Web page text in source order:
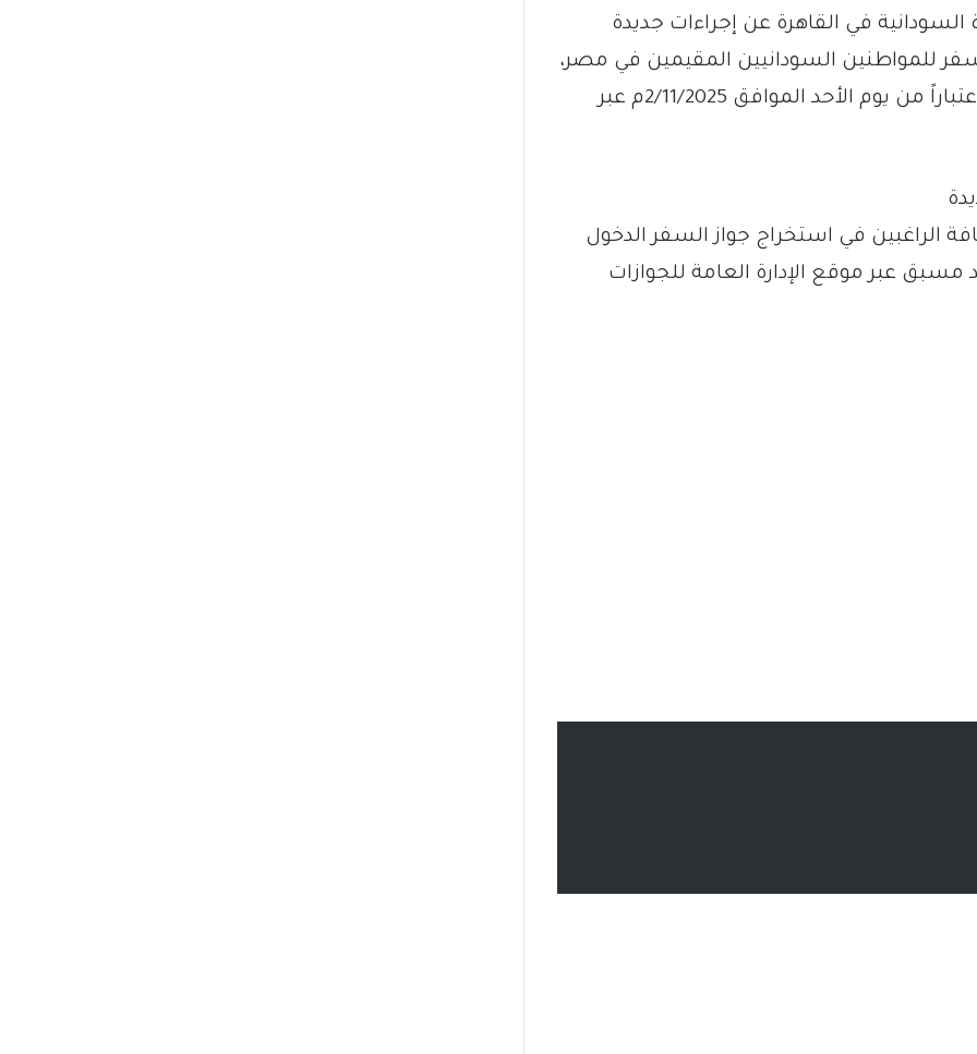
في القاهرة عن إجراءات جديدة
للمواطنين السودانيين المقيمين في مصر،
مشيرة إلى أن استخراج الجواز سيكون اعتباراً من يوم الأحد الموافق 2/11/2025م عبر
الراغبين في استخراج جواز السفر الدخول
عبر موقع الإدارة العامة للجوازات